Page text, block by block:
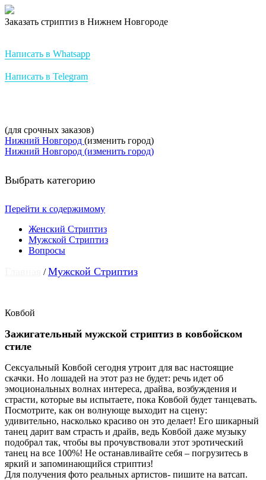
Заказать стриптиз в Нижнем Новгороде
Написать в Whatsapp
Написать в Telegram
(для срочных заказов)
Нижний Новгород (изменить город)
Нижний Новгород (изменить город)
Выбрать категорию
Перейти к содержимому
Женский Стриптиз
Мужской Стриптиз
Вопросы
/Мужской Стриптиз
Ковбой
Зажигательный мужской стриптиз в ковбойском
стиле
Сексуальный Ковбой сегодня утроит для вас настоящие
скачки. Но лошадей на этот раз не будет: речь идет об
эмоциональных волнах интереса, драйва, возбуждения и
страсти, которые вы испытаете, пока Ковбой будет танцевать.
Посмотрите, как он волнующе выходит на сцену:
удивительно, насколько красиво он это делает! Его шикарный
танец дарит вам страсть и драйв, ведь Ковбой даже музыку
подобрал так, чтобы вы прочувствовали этот эротический
танец на все 100%! Не останавливайте себя – погрузитесь в
яркий и запоминающийся стриптиз!
Для получения фото реальных артистов- пишите на ватсап.